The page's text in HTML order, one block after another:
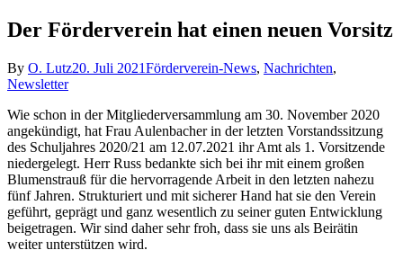
Der Förderverein hat einen neuen Vorsitz
By O. Lutz20. Juli 2021Förderverein-News, Nachrichten,
Newsletter
Wie schon in der Mitgliederversammlung am 30. November 2020
angekündigt, hat Frau Aulenbacher in der letzten Vorstandssitzung
des Schuljahres 2020/21 am 12.07.2021 ihr Amt als 1. Vorsitzende
niedergelegt. Herr Russ bedankte sich bei ihr mit einem großen
Blumenstrauß für die hervorragende Arbeit in den letzten nahezu
fünf Jahren. Strukturiert und mit sicherer Hand hat sie den Verein
geführt, geprägt und ganz wesentlich zu seiner guten Entwicklung
beigetragen. Wir sind daher sehr froh, dass sie uns als Beirätin
weiter unterstützen wird.